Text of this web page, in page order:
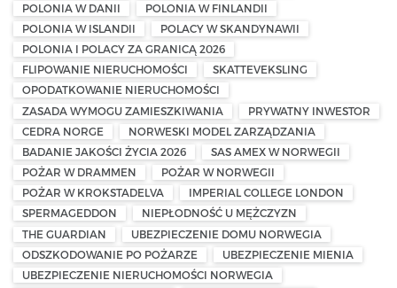
POLONIA W DANII
POLONIA W FINLANDII
POLONIA W ISLANDII
POLACY W SKANDYNAWII
POLONIA I POLACY ZA GRANICĄ 2026
FLIPOWANIE NIERUCHOMOŚCI
SKATTEVEKSLING
OPODATKOWANIE NIERUCHOMOŚCI
ZASADA WYMOGU ZAMIESZKIWANIA
PRYWATNY INWESTOR
CEDRA NORGE
NORWESKI MODEL ZARZĄDZANIA
BADANIE JAKOŚCI ŻYCIA 2026
SAS AMEX W NORWEGII
POŻAR W DRAMMEN
POŻAR W NORWEGII
POŻAR W KROKSTADELVA
IMPERIAL COLLEGE LONDON
SPERMAGEDDON
NIEPŁODNOŚĆ U MĘŻCZYZN
THE GUARDIAN
UBEZPIECZENIE DOMU NORWEGIA
ODSZKODOWANIE PO POŻARZE
UBEZPIECZENIE MIENIA
UBEZPIECZENIE NIERUCHOMOŚCI NORWEGIA